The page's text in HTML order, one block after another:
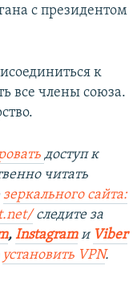
с президентом
к
все члены союза.
доступ к
читать
зеркального сайта:
следите за
, Instagram и Viber
установить VPN.